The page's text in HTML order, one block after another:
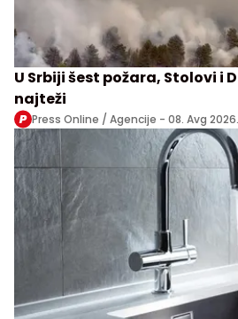
U Srbiji šest požara, Stolovi i
najteži
Press Online / Agencije - 08. Avg 2026.